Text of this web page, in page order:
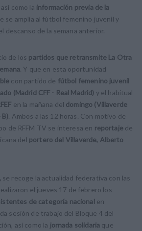
como la información previa de la
se amplía al fútbol femenino juvenil y
descanso de la semana anterior.
de los partidos que retransmite La Otra
. Y que en esta oportunidad
con partido de fútbol femenino juvenil
(Madrid CFF - Real Madrid) y el habitual
en la mañana del domingo (Villaverde
. Ambos a las 12 horas. Con motivo de
de RFFM TV se interesa en reportaje de
del portero del Villaverde, Alberto
se recoge la actualidad federativa con las
el jueves 17 de febrero los
de categoría nacional en
sesión de trabajo del Bloque 4 del
así como la jornada solidaria que